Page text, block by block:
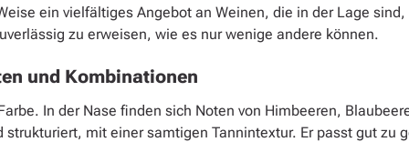
ein vielfältiges Angebot an Weinen, die in der Lage
zu erweisen, wie es nur wenige andere können.
und Kombinationen
In der Nase finden sich Noten von Himbeeren,
strukturiert, mit einer samtigen Tannintextur. Er passt gut